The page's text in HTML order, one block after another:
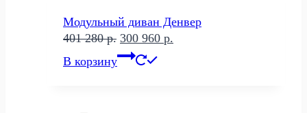
Модульный диван Денвер
401 280р. Первоначальная
цена
составляла
300 960 р.
В корзину